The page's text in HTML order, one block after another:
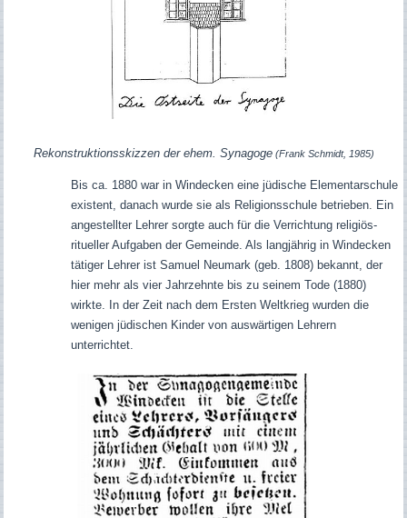
Rekonstruktionsskizzen der ehem. Synagoge(Frank Schmidt, 1985)
Bis ca. 1880 war in Windecken eine jüdische Elementarschule
existent, danach wurde sie als Religionsschule betrieben. Ein
angestellter Lehrer sorgte auch für die Verrichtung religiös-
ritueller Aufgaben der Gemeinde. Als langjährig in Windecken
tätiger Lehrer ist Samuel Neumark (geb. 1808) bekannt, der
hier mehr als vier Jahrzehnte bis zu seinem Tode (1880)
wirkte. In der Zeit nach dem Ersten Weltkrieg wurden die
wenigen jüdischen Kinder von auswärtigen Lehrern
unterrichtet.